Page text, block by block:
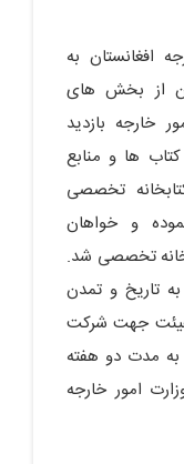
افغانستان به
از بخش های
خارجه بازدید
ها و منابع
تخصصی
و خواهان
تخصصی شد.
تاریخ و تمدن
هیئت جهت شرکت
به مدت دو هفته
امور خارجه